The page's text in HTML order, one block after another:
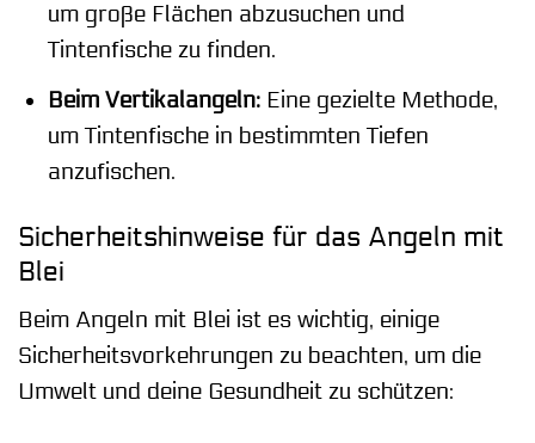
um große Flächen abzusuchen und
Tintenfische zu finden.
Beim Vertikalangeln:Eine gezielte Methode,
um Tintenfische in bestimmten Tiefen
anzufischen.
Sicherheitshinweise für das Angeln mit
Blei
Beim Angeln mit Blei ist es wichtig, einige
Sicherheitsvorkehrungen zu beachten, um die
Umwelt und deine Gesundheit zu schützen: